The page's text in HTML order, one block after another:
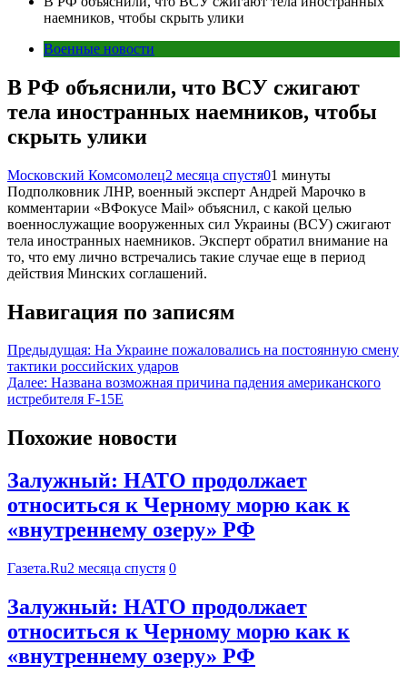
наемников, чтобы скрыть улики
Военные новости
В РФ объяснили, что ВСУ сжигают
тела иностранных наемников, чтобы
скрыть улики
Московский Комсомолец2 месяца спустя01 минуты
Подполковник ЛНР, военный эксперт Андрей Марочко в
комментарии «ВФокусе Mail» объяснил, с какой целью
военнослужащие вооруженных сил Украины (ВСУ) сжигают
тела иностранных наемников. Эксперт обратил внимание на
то, что ему лично встречались такие случае еще в период
действия Минских соглашений.
Навигация по записям
Предыдущая: На Украине пожаловались на постоянную смену
тактики российских ударов
Далее: Названа возможная причина падения американского
истребителя F-15E
Похожие новости
Залужный: НАТО продолжает
относиться к Черному морю как к
«внутреннему озеру» РФ
Газета.Ru2 месяца спустя 0
Залужный: НАТО продолжает
относиться к Черному морю как к
«внутреннему озеру» РФ